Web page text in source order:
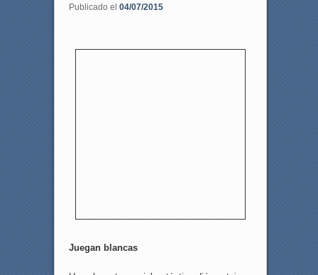
Publicado el 04/07/2015
Juegan blancas